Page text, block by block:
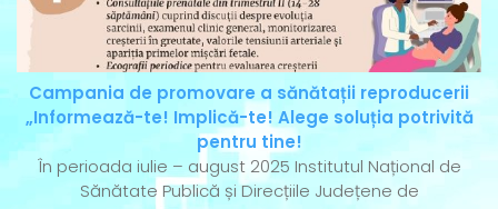
Campania de promovare a sănătații reproducerii
„Informează-te! Implică-te! Alege soluția potrivită
pentru tine!
În perioada iulie – august 2025 Institutul Național de
Sănătate Publică și Direcțiile Județene de